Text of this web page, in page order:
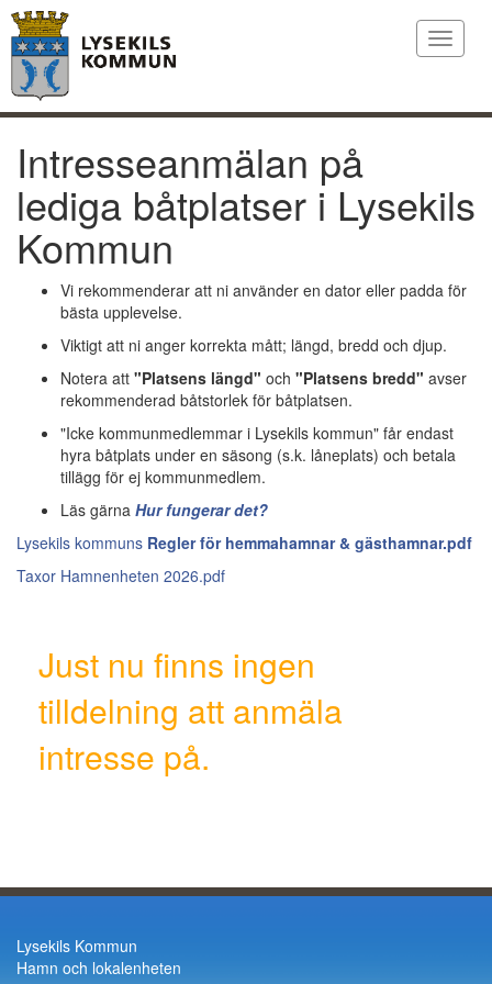
Toggle
Intresseanmälan på
lediga båtplatser i Lysekils
Kommun
Vi rekommenderar att ni använder en dator eller padda för
bästa upplevelse.
Viktigt att ni anger korrekta mått; längd, bredd och djup.
Notera att "Platsens längd" och "Platsens bredd" avser
rekommenderad båtstorlek för båtplatsen.
"Icke kommunmedlemmar i Lysekils kommun" får endast
hyra båtplats under en säsong (s.k. låneplats) och betala
tillägg för ej kommunmedlem.
Läs gärna Hur fungerar det?
Lysekils kommuns Regler för hemmahamnar & gästhamnar.pdf
Taxor Hamnenheten 2026.pdf
Just nu finns ingen
tilldelning att anmäla
intresse på.
Lysekils Kommun
Hamn och lokalenheten